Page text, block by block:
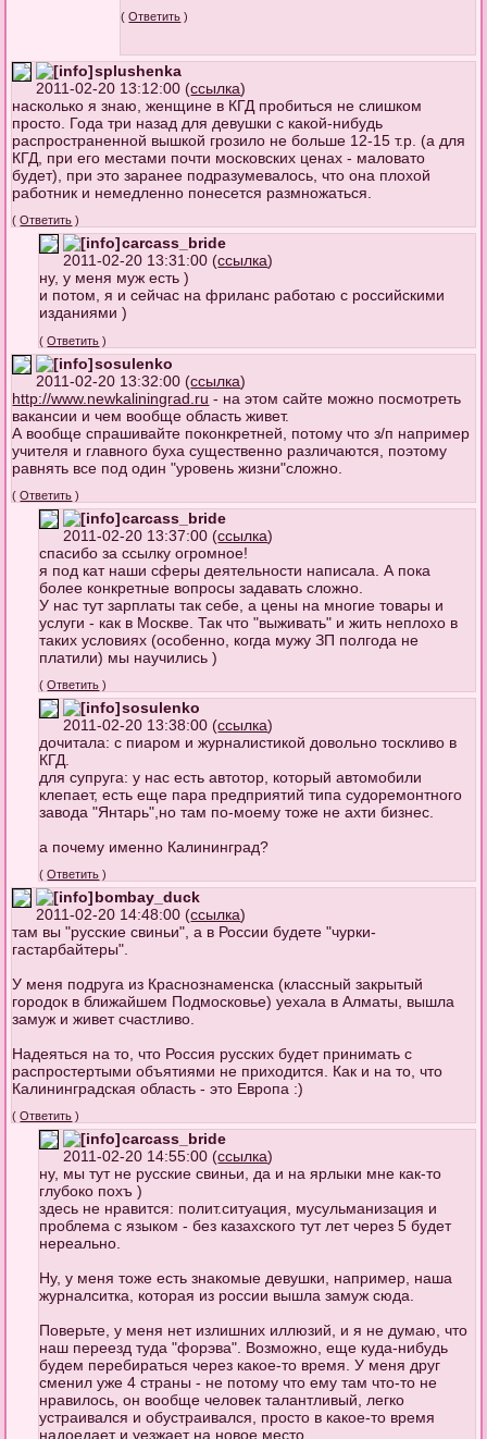
(Ответить )
splushenka
2011-02-20 13:12:00 (ссылка)
насколько я знаю, женщине в КГД пробиться не слишком
просто. Года три назад для девушки с какой-нибудь
распространенной вышкой грозило не больше 12-15 т.р. (а для
КГД, при его местами почти московских ценах - маловато
будет), при это заранее подразумевалось, что она плохой
работник и немедленно понесется размножаться.
(Ответить )
carcass_bride
2011-02-20 13:31:00 (ссылка)
ну, у меня муж есть )
и потом, я и сейчас на фриланс работаю с российскими
изданиями )
(Ответить )
sosulenko
2011-02-20 13:32:00 (ссылка)
http://www.newkaliningrad.ru - на этом сайте можно посмотреть
вакансии и чем вообще область живет.
А вообще спрашивайте поконкретней, потому что з/п например
учителя и главного буха существенно различаются, поэтому
равнять все под один "уровень жизни"сложно.
(Ответить )
carcass_bride
2011-02-20 13:37:00 (ссылка)
спасибо за ссылку огромное!
я под кат наши сферы деятельности написала. А пока
более конкретные вопросы задавать сложно.
У нас тут зарплаты так себе, а цены на многие товары и
услуги - как в Москве. Так что "выживать" и жить неплохо в
таких условиях (особенно, когда мужу ЗП полгода не
платили) мы научились )
(Ответить )
sosulenko
2011-02-20 13:38:00 (ссылка)
дочитала: с пиаром и журналистикой довольно тоскливо в
КГД.
для супруга: у нас есть автотор, который автомобили
клепает, есть еще пара предприятий типа судоремонтного
завода "Янтарь",но там по-моему тоже не ахти бизнес.
а почему именно Калининград?
(Ответить )
bombay_duck
2011-02-20 14:48:00 (ссылка)
там вы "русские свиньи", а в России будете "чурки-
гастарбайтеры".
У меня подруга из Краснознаменска (классный закрытый
городок в ближайшем Подмосковье) уехала в Алматы, вышла
замуж и живет счастливо.
Надеяться на то, что Россия русских будет принимать с
распростертыми объятиями не приходится. Как и на то, что
Калининградская область - это Европа :)
(Ответить )
carcass_bride
2011-02-20 14:55:00 (ссылка)
ну, мы тут не русские свиньи, да и на ярлыки мне как-то
глубоко похъ )
здесь не нравится: полит.ситуация, мусульманизация и
проблема с языком - без казахского тут лет через 5 будет
нереально.
Ну, у меня тоже есть знакомые девушки, например, наша
журналситка, которая из россии вышла замуж сюда.
Поверьте, у меня нет излишних иллюзий, и я не думаю, что
наш переезд туда "форэва". Возможно, еще куда-нибудь
будем перебираться через какое-то время. У меня друг
сменил уже 4 страны - не потому что ему там что-то не
нравилось, он вообще человек талантливый, легко
устраивался и обустраивался, просто в какое-то время
надоедает и уезжает на новое место.